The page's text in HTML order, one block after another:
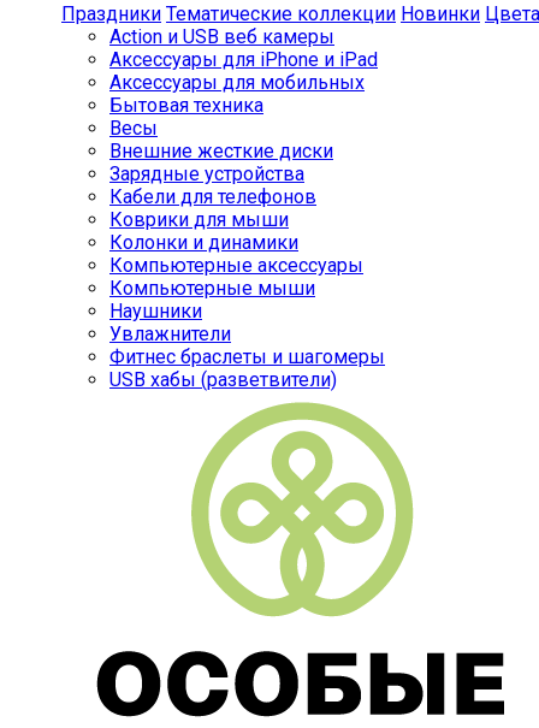
Праздники Тематические коллекции Новинки Цвета
Action и USB веб камеры
Аксессуары для iPhone и iPad
Аксессуары для мобильных
Бытовая техника
Весы
Внешние жесткие диски
Зарядные устройства
Кабели для телефонов
Коврики для мыши
Колонки и динамики
Компьютерные аксессуары
Компьютерные мыши
Наушники
Увлажнители
Фитнес браслеты и шагомеры
USB хабы (разветвители)